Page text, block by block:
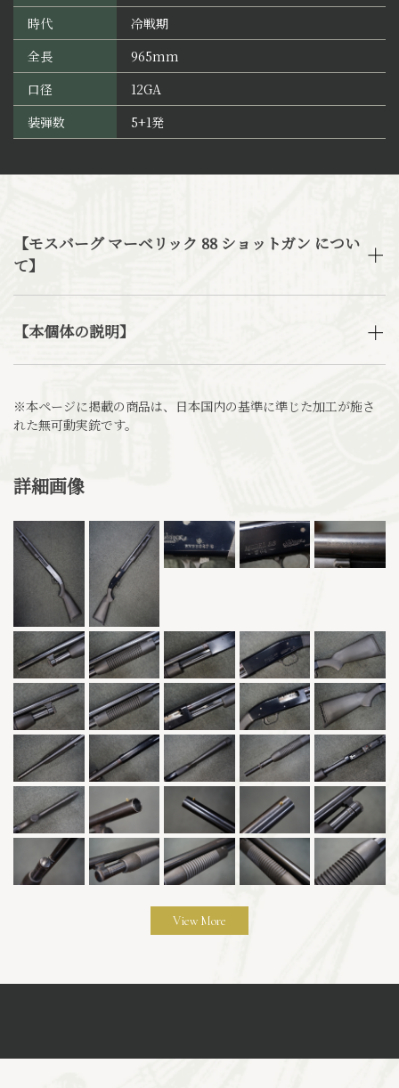
時代
冷戦期
全長
965mm
口径
12GA
装弾数
5+1発
【モスバーグ マーベリック 88 ショットガン につい
て】
【本個体の説明】
※本ページに掲載の商品は、日本国内の基準に準じた加工が施さ
れた無可動実銃です。
詳細画像
View More